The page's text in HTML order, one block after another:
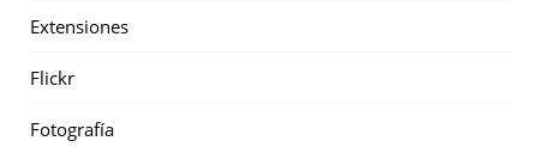
Extensiones
Flickr
Fotografía